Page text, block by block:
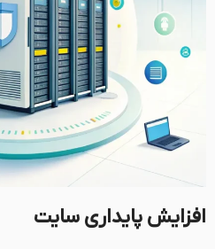
افزایش پایداری سایت